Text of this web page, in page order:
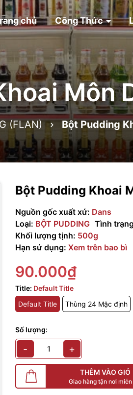
chủ Công Thức
Môn
(FLAN) Bột Pudding
Bột Pudding Khoai
Nguồn gốc xuất xứ: Dans
Loại: BỘT PUDDING Tình
Khối lượng tịnh: 500g
Hạn sử dụng: Xem trên bao bì
90.000₫
Title: Default Title
Default Title
Thùng 24 Mặc định
Số lượng:
- +
THÊM VÀO GIỎ
Giao hàng tận nơi